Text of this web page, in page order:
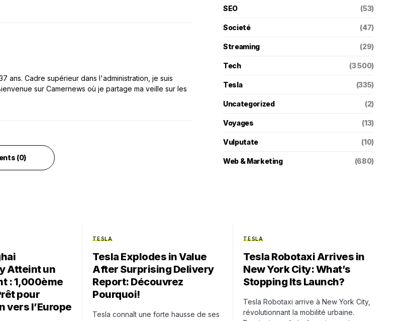
ans. Cadre supérieur dans l'administration, je suis
sur Camernews où je partage ma veille sur les
(0)
SEO (53)
Societé (47)
Streaming (29)
Tech (3 500)
Tesla (335)
Uncategorized (2)
Voyages (13)
Vulputate (10)
Web & Marketing (680)
Atteint un
: 1,000ème
pour
vers l’Europe
TESLA
Tesla Explodes in Value
After Surprising Delivery
Report: Découvrez
Pourquoi!
Tesla connaît une forte hausse de ses
TESLA
Tesla Robotaxi Arrives in
New York City: What’s
Stopping Its Launch?
Tesla Robotaxi arrive à New York City,
révolutionnant la mobilité urbaine.